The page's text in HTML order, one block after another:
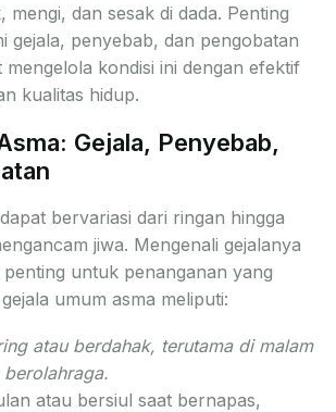
mengi, dan sesak di dada. Penting
gejala, penyebab, dan pengobatan
mengelola kondisi ini dengan efektif
kualitas hidup.
Gejala, Penyebab,
bervariasi dari ringan hingga
jiwa. Mengenali gejalanya
penting untuk penanganan yang
umum asma meliputi:
atau berdahak, terutama di malam
atau bersiul saat bernapas,